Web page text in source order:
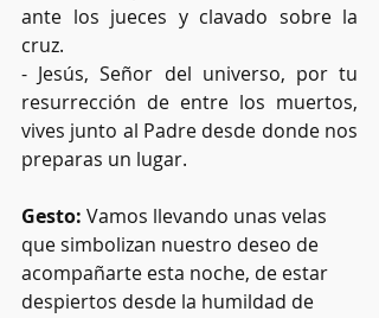
ante los jueces y clavado sobre la
cruz.
- Jesús, Señor del universo, por tu
resurrección de entre los muertos,
vives junto al Padre desde donde nos
preparas un lugar.
Gesto: Vamos llevando unas velas
que simbolizan nuestro deseo de
acompañarte esta noche, de estar
despiertos desde la humildad de